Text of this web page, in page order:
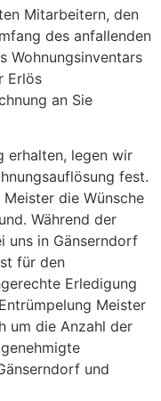
Mitarbeitern, den
des anfallenden
Wohnungsinventars
Erlös
an Sie
erhalten, legen wir
fest.
die Wünsche
Während der
uns in Gänserndorf
für den
Erledigung
Meister
um die Anzahl der
und